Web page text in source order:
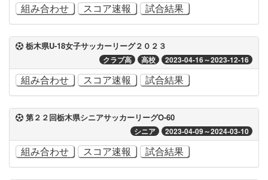
組み合わせ スコア速報 試合結果
栃木県U-18女子サッカーリーグ２０２３
クラブ高 高校 2023-04-16～2023-12-16
組み合わせ スコア速報 試合結果
第２２回栃木県シニアサッカーリーグO-60
シニア 2023-04-09～2024-03-10
組み合わせ スコア速報 試合結果